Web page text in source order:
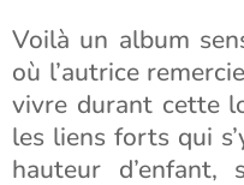
Voilà un album
où l’autrice
vivre durant cette
les liens forts qui
hauteur